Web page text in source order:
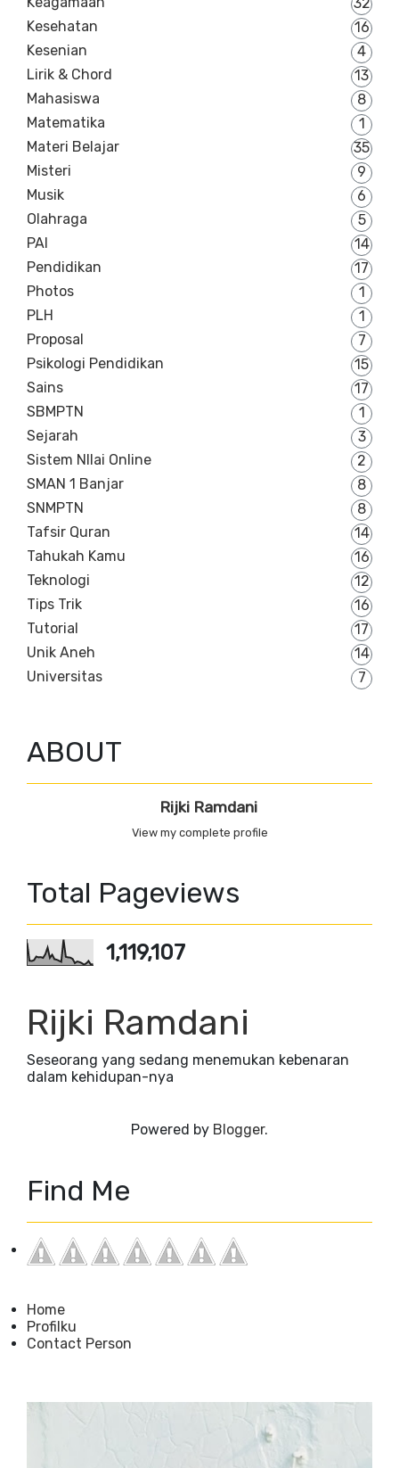
Kesehatan
16
Kesenian
4
Lirik & Chord
13
Mahasiswa
8
Matematika
1
Materi Belajar
35
Misteri
9
Musik
6
Olahraga
5
PAI
14
Pendidikan
17
Photos
1
PLH
1
Proposal
7
Psikologi Pendidikan
15
Sains
17
SBMPTN
1
Sejarah
3
Sistem NIlai Online
2
SMAN 1 Banjar
8
SNMPTN
8
Tafsir Quran
14
Tahukah Kamu
16
Teknologi
12
Tips Trik
16
Tutorial
17
Unik Aneh
14
Universitas
7
ABOUT
Rijki Ramdani
View my complete profile
Total Pageviews
1,119,107
Rijki Ramdani
Seseorang yang sedang menemukan kebenaran
dalam kehidupan-nya
Powered by Blogger.
Find Me
Home
Profilku
Contact Person